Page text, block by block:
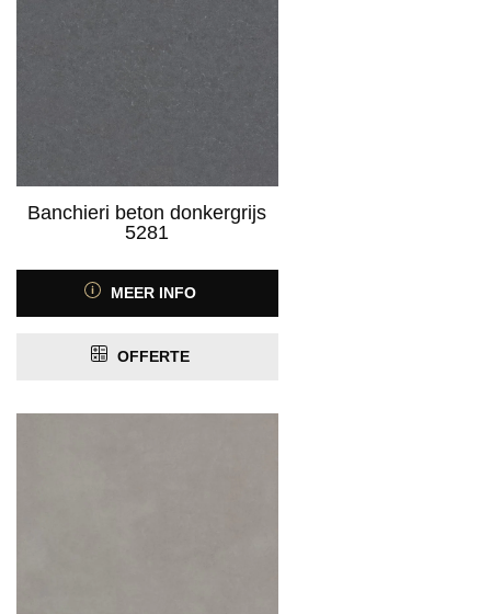
Product Antistatisch
(42)
Product Geschikt voor vloerverwarming
Banchieri beton donkergrijs
5281
MEER INFO
OFFERTE